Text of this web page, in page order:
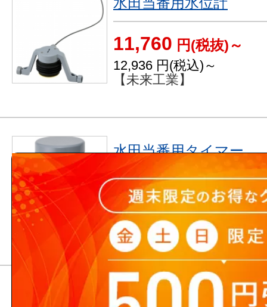
11,760 円(税抜)～
12,936 円(税込)～
【未来工業】
水田当番用タイマー
14,960 円(税抜)～
16,456 円(税込)～
【未来工業】
水路調整堰板